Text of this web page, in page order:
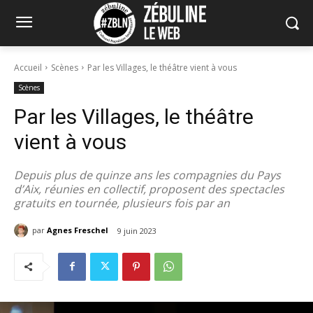
Accueil Scènes Par les Villages, le théâtre vient à vous
Scènes
Par les Villages, le théâtre
vient à vous
Depuis plus de quinze ans les compagnies du Pays
d’Aix, réunies en collectif, proposent des spectacles
gratuits en tournée, plusieurs fois par an
par Agnes Freschel 9 juin 2023